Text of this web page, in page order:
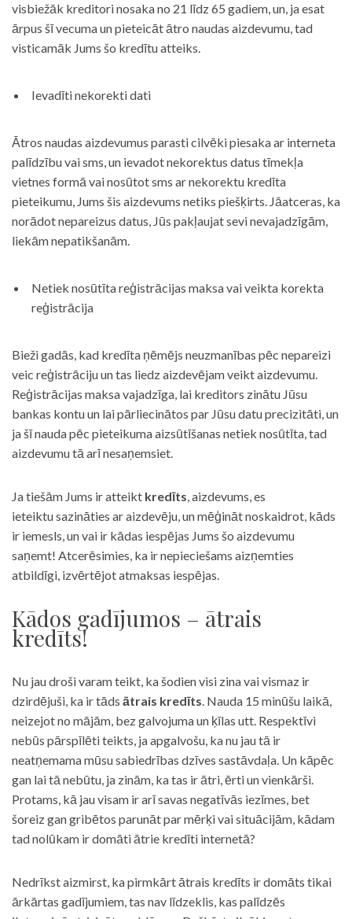
visbiežāk kreditori nosaka no 21 līdz 65 gadiem, un, ja esat
ārpus šī vecuma un pieteicāt ātro naudas aizdevumu, tad
visticamāk Jums šo kredītu atteiks.
Ievadīti nekorekti dati
Ātros naudas aizdevumus parasti cilvēki piesaka ar interneta
palīdzību vai sms, un ievadot nekorektus datus tīmekļa
vietnes formā vai nosūtot sms ar nekorektu kredīta
pieteikumu, Jums šis aizdevums netiks piešķirts. Jāatceras, ka
norādot nepareizus datus, Jūs pakļaujat sevi nevajadzīgām,
liekām nepatikšanām.
Netiek nosūtīta reģistrācijas maksa vai veikta korekta
reģistrācija
Bieži gadās, kad kredīta ņēmējs neuzmanības pēc nepareizi
veic reģistrāciju un tas liedz aizdevējam veikt aizdevumu.
Reģistrācijas maksa vajadzīga, lai kreditors zinātu Jūsu
bankas kontu un lai pārliecinātos par Jūsu datu precizitāti, un
ja šī nauda pēc pieteikuma aizsūtīšanas netiek nosūtīta, tad
aizdevumu tā arī nesaņemsiet.
Ja tiešām Jums ir atteikt kredīts, aizdevums, es
ieteiktu sazināties ar aizdevēju, un mēģināt noskaidrot, kāds
ir iemesls, un vai ir kādas iespējas Jums šo aizdevumu
saņemt! Atcerēsimies, ka ir nepieciešams aizņemties
atbildīgi, izvērtējot atmaksas iespējas.
Kādos gadījumos – ātrais
kredīts!
Nu jau droši varam teikt, ka šodien visi zina vai vismaz ir
dzirdējuši, ka ir tāds ātrais kredīts. Nauda 15 minūšu laikā,
neizejot no mājām, bez galvojuma un ķīlas utt. Respektīvi
nebūs pārspīlēti teikts, ja apgalvošu, ka nu jau tā ir
neatņemama mūsu sabiedrības dzīves sastāvdaļa. Un kāpēc
gan lai tā nebūtu, ja zinām, ka tas ir ātri, ērti un vienkārši.
Protams, kā jau visam ir arī savas negatīvās iezīmes, bet
šoreiz gan gribētos parunāt par mērķi vai situācijām, kādam
tad nolūkam ir domāti ātrie kredīti internetā?
Nedrīkst aizmirst, ka pirmkārt ātrais kredīts ir domāts tikai
ārkārtas gadījumiem, tas nav līdzeklis, kas palīdzēs